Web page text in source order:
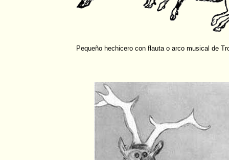
Pequeño hechicero con flauta o arco musical de